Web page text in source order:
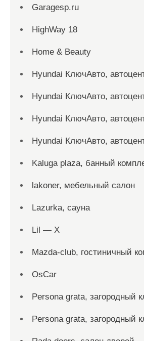
Garagesp.ru
HighWay 18
Home & Beauty
Hyundai КлючАвто,
Hyundai КлючАвто,
Hyundai КлючАвто,
Hyundai КлючАвто,
Kaluga plaza, банный
lakoner, мебельный салон
Lazurka, сауна
Lil — X
Mazda-club, гостиничный
OsCar
Persona grata, загородный
Persona grata, загородный